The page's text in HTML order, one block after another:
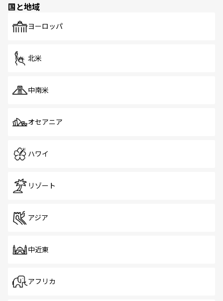
国と地域
ヨーロッパ
北米
中南米
オセアニア
ハワイ
リゾート
アジア
中近東
アフリカ